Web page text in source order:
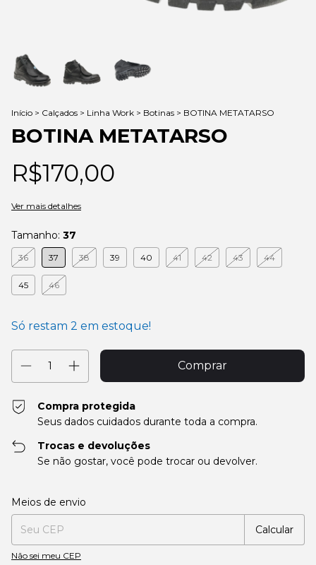
Início > Calçados > Linha Work > Botinas > BOTINA METATARSO
BOTINA METATARSO
R$170,00
Ver mais detalhes
Tamanho: 37
36 37 38 39 40 41 42 43 44
45 46
Só restam 2 em estoque!
Compra protegida
Seus dados cuidados durante toda a compra.
Trocas e devoluções
Se não gostar, você pode trocar ou devolver.
Entregas para o CEP:
Meios de envio
Calcular
Não sei meu CEP